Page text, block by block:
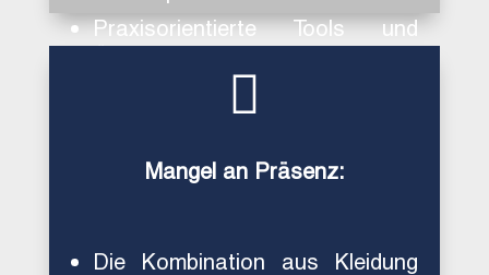
Praxisorientierte Tools und
Kommunikation nachhaltig zu

Mangel an Präsenz:
Die Kombination aus Kleidung